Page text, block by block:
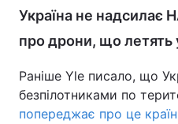
Україна не надсилає
про дрони, що летять
Раніше Yle писало, що
безпілотниками по
попереджає про це